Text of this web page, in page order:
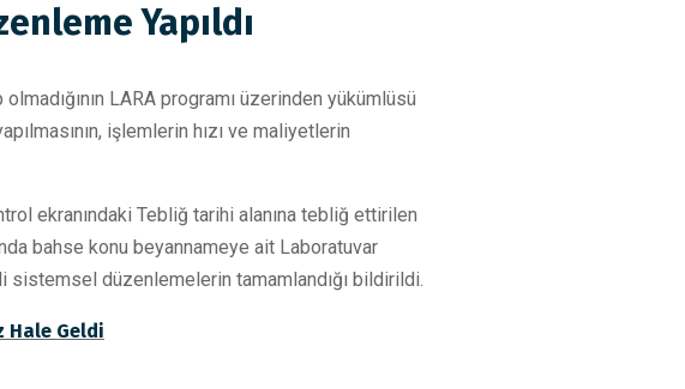
Yapıldı
LARA programı üzerinden yükümlüsü
işlemlerin hızı ve maliyetlerin
ekranındaki Tebliğ tarihi alanına tebliğ ettirilen
bahse konu beyannameye ait Laboratuvar
sistemsel düzenlemelerin tamamlandığı bildirildi.
Hale Geldi